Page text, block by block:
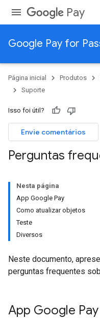
Pay
Google Pay for
Página inicial Produtos
Suporte
Isso foi útil?
Envie comentários
Perguntas
Nesta página
App Google Pay
Como atualizar objetos
Teste
Diversos
Neste documento,
perguntas frequentes
App Google Pay